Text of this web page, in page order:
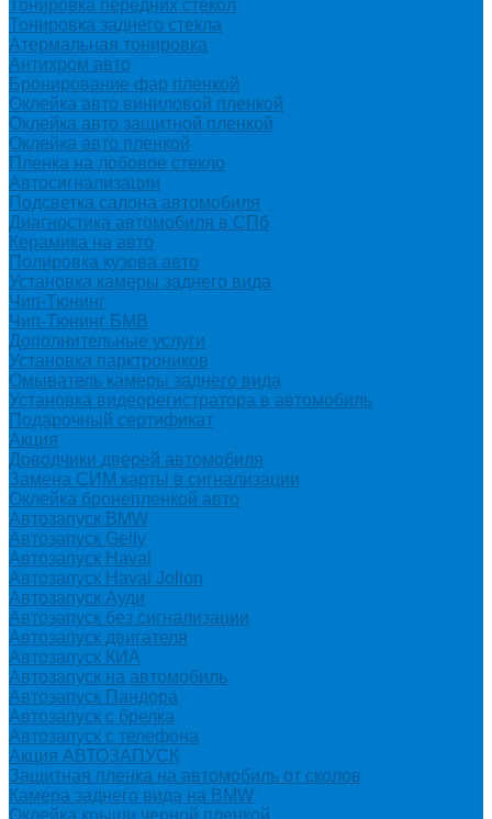
Тонировка передних стекол
Тонировка заднего стекла
Атермальная тонировка
Антихром авто
Бронирование фар пленкой
Оклейка авто виниловой пленкой
Оклейка авто защитной пленкой
Оклейка авто пленкой
Пленка на лобовое стекло
Автосигнализации
Подсветка салона автомобиля
Диагностика автомобиля в СПб
Керамика на авто
Полировка кузова авто
Установка камеры заднего вида
Чип-Тюнинг
Чип-Тюнинг БМВ
Дополнительные услуги
Установка парктроников
Омыватель камеры заднего вида
Установка видеорегистратора в автомобиль
Подарочный сертификат
Акция
Доводчики дверей автомобиля
Замена СИМ карты в сигнализации
Оклейка бронепленкой авто
Автозапуск BMW
Автозапуск Gelly
Автозапуск Haval
Автозапуск Haval Jolion
Автозапуск Ауди
Автозапуск без сигнализации
Автозапуск двигателя
Автозапуск КИА
Автозапуск на автомобиль
Автозапуск Пандора
Автозапуск с брелка
Автозапуск с телефона
Акция АВТОЗАПУСК
Защитная пленка на автомобиль от сколов
Камера заднего вида на BMW
Оклейка крыши черной пленкой